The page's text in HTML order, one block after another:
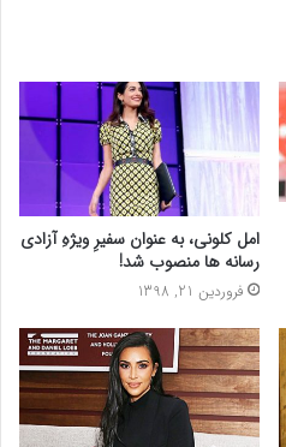
امل کلونی، به عنوان سفیرِ ویژهِ آزادی
رسانه ها منصوب شد!
فروردین 21, 1398